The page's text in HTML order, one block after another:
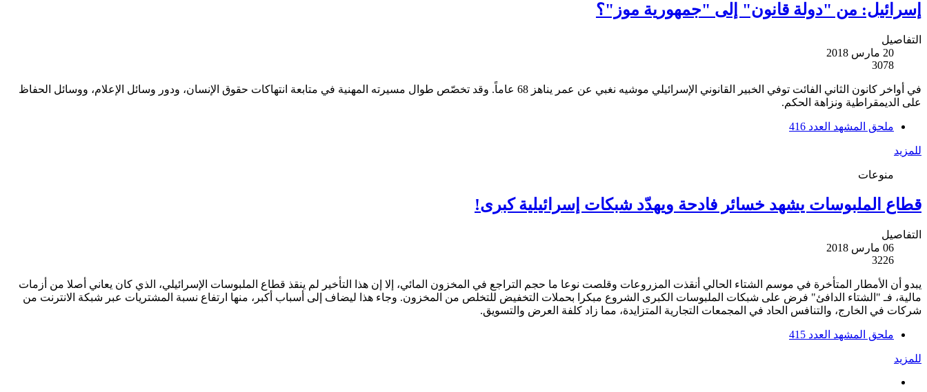
إسرائيل: من "دولة قانون" إلى "جمهورية موز"؟
التفاصيل
20 مارس 2018
3078
في أواخر كانون الثاني الفائت توفي الخبير القانوني الإسرائيلي موشيه نغبي عن عمر يناهز 68 عاماً. وقد تخصّص طوال مسيرته المهنية في متابعة انتهاكات حقوق الإنسان، ودور وسائل الإعلام، ووسائل الحفاظ
على الديمقراطية ونزاهة الحكم.
ملحق المشهد العدد 416
للمزيد
منوعات
قطاع الملبوسات يشهد خسائر فادحة ويهدّد شبكات إسرائيلية كبرى!
التفاصيل
06 مارس 2018
3226
يبدو أن الأمطار المتأخرة في موسم الشتاء الحالي أنقذت المزروعات وقلصت نوعا ما حجم التراجع في المخزون المائي، إلا إن هذا التأخير لم ينقذ قطاع الملبوسات الإسرائيلي، الذي كان يعاني أصلا من أزمات
مالية، فـ "الشتاء الدافئ" فرض على شبكات الملبوسات الكبرى الشروع مبكرا بحملات التخفيض للتخلص من المخزون. وجاء هذا ليضاف إلى أسباب أكبر، منها ارتفاع نسبة المشتريات عبر شبكة الانترنت من
شركات في الخارج، والتنافس الحاد في المجمعات التجارية المتزايدة، مما زاد كلفة العرض والتسويق.
ملحق المشهد العدد 415
للمزيد